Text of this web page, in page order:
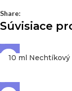
Share:
Súvisiace
10 ml